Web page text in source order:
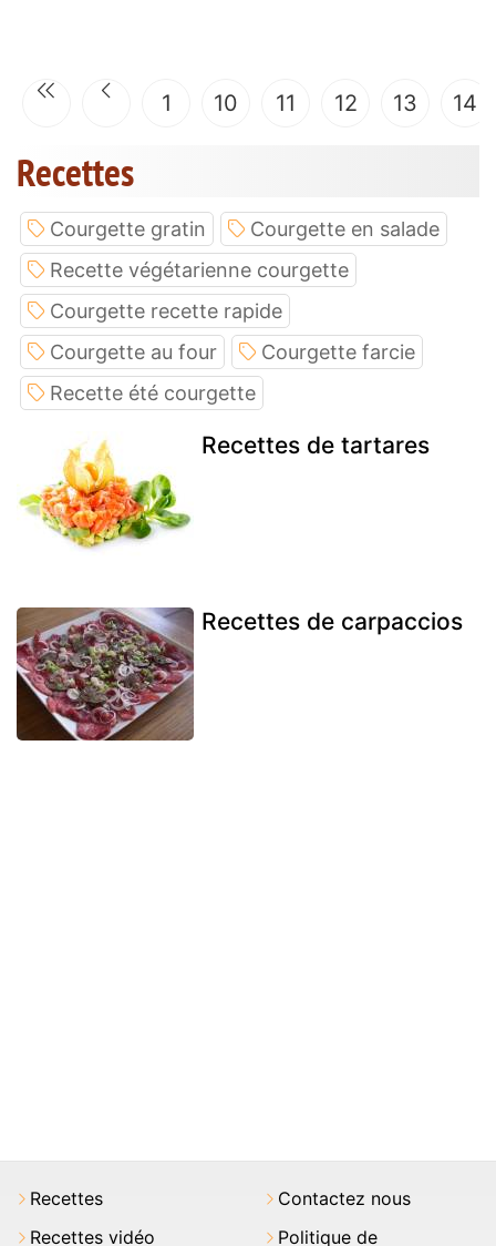
1 10 11 12 13 14
Recettes
Courgette gratin
Courgette en salade
Recette végétarienne courgette
Courgette recette rapide
Courgette au four
Courgette farcie
Recette été courgette
Recettes de tartares
Recettes de carpaccios
Recettes
Recettes vidéo
Contactez nous
Politique de